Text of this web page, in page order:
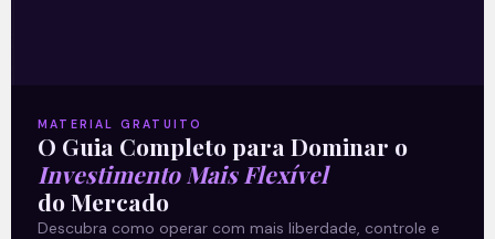
Leia mais
09/05/2021
MATERIAL GRATUITO
O Guia Completo para Dominar o
Investimento Mais Flexível
do Mercado
Descubra como operar com mais liberdade, controle e